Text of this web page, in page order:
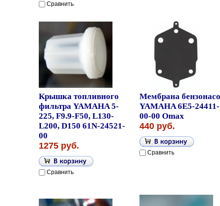
Сравнить
Крышка топливного
фильтра YAMAHA 5-
225, F9.9-F50, L130-
L200, D150 61N-24521-
00
1275 руб.
Сравнить
Мембрана
YAMAHA 6E5-24411-
00-00 Omax
440 руб.
Сравнить